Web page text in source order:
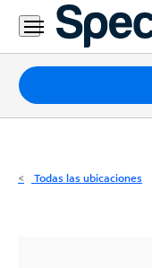
Residencial
Business
Paquetes
Internet
Todas las ubicaciones